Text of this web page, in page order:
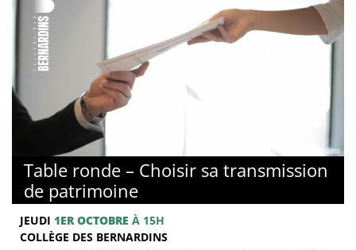
© Collège des Bernardins
Table ronde – Choisir sa transmission
de patrimoine
JEUDI 1ER OCTOBRE À 15H
COLLÈGE DES BERNARDINS